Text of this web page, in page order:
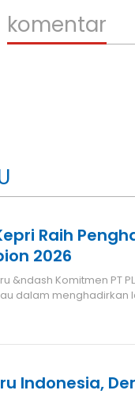
komentar
Raih
2026
&ndash Komitmen PT
dalam menghadirkan
Indonesia,